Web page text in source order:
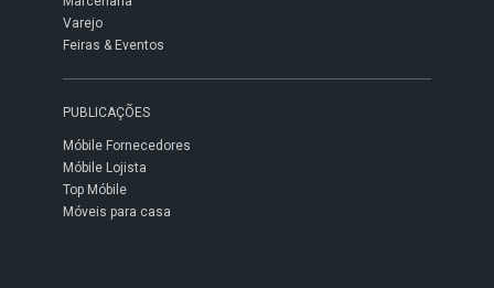
Varejo
Feiras & Eventos
PUBLICAÇÕES
Móbile Fornecedores
Móbile Lojista
Top Móbile
Móveis para casa